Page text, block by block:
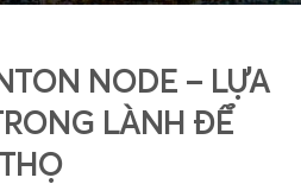
NODE – LỰA
LÀNH ĐỂ